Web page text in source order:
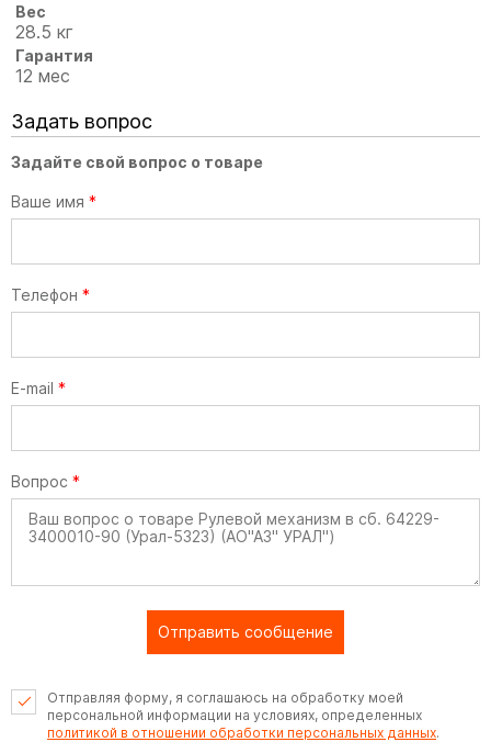
Вес
28.5 кг
Гарантия
12 мес
Задать вопрос
Задайте свой вопрос о товаре
Ваше имя *
Телефон *
E-mail *
Вопрос *
Отправить сообщение
Отправляя форму, я соглашаюсь на обработку моей
персональной информации на условиях, определенных
политикой в отношении обработки персональных данных.